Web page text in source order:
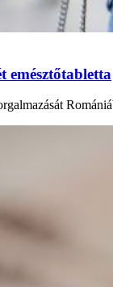
emésztőtabletta